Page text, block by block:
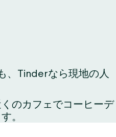
、Tinderなら現地の人
のカフェでコーヒーデ
。